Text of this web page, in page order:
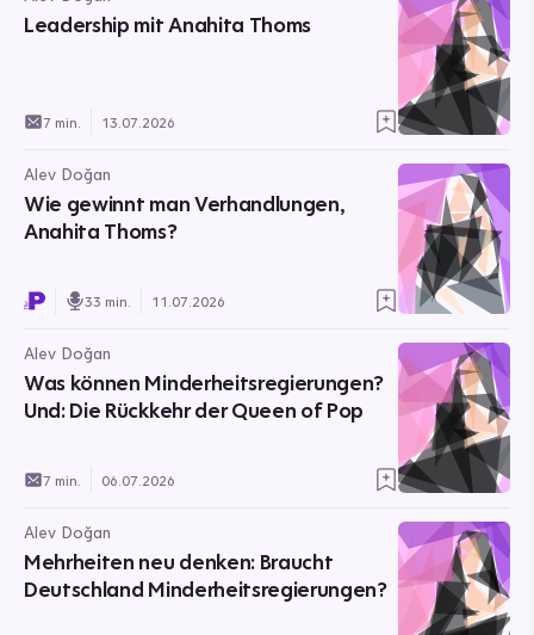
Leadership mit Anahita Thoms
7 min. 13.07.2026
Alev Doğan
Wie gewinnt man Verhandlungen,
Anahita Thoms?
33 min. 11.07.2026
Alev Doğan
Was können Minderheitsregierungen?
Und: Die Rückkehr der Queen of Pop
7 min. 06.07.2026
Alev Doğan
Mehrheiten neu denken: Braucht
Deutschland Minderheitsregierungen?